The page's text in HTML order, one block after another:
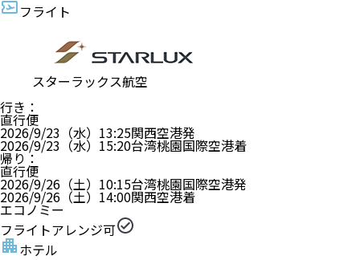
フライト
スターラックス航空
行き ：
直行便
2026/9/23（水） 13:25関西空港発
2026/9/23（水） 15:20台湾桃園国際空港着
帰り ：
直行便
2026/9/26（土） 10:15台湾桃園国際空港発
2026/9/26（土） 14:00関西空港着
エコノミー
フライトアレンジ可
ホテル